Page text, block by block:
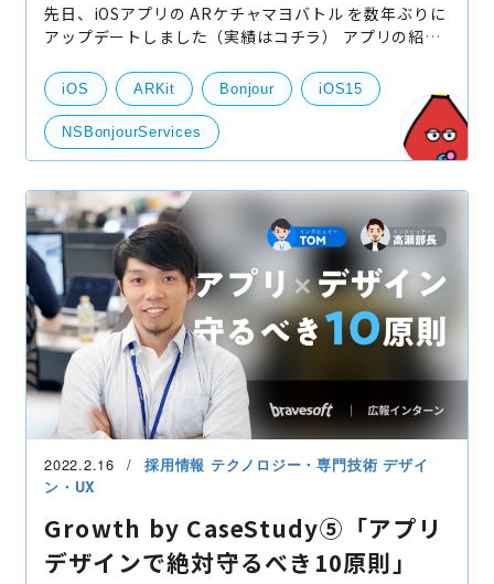
先日、iOSアプリの ARケチャマヨバトル を数年ぶりに
アップデートしました（実績はコチラ） アプリの紹介
v=QZGrlBzmKZ0 このアプリ自体3年半ぶりのアップ
デートだったことや、
iOS ARKit Bonjour iOS15
NSBonjourServices
NSUserTrackingUsageDescription swift
自社事業（BtoB・BtoC）
2022.2.16 採用情報 テクノロジー・専門技術デザイ
ン・UX
Growth by CaseStudy⑤「アプリ
デザインで絶対守るべき10原則」